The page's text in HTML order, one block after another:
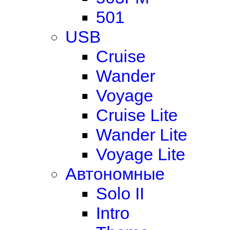
501
USB
Cruise
Wander
Voyage
Cruise Lite
Wander Lite
Voyage Lite
Автономные
Solo II
Intro